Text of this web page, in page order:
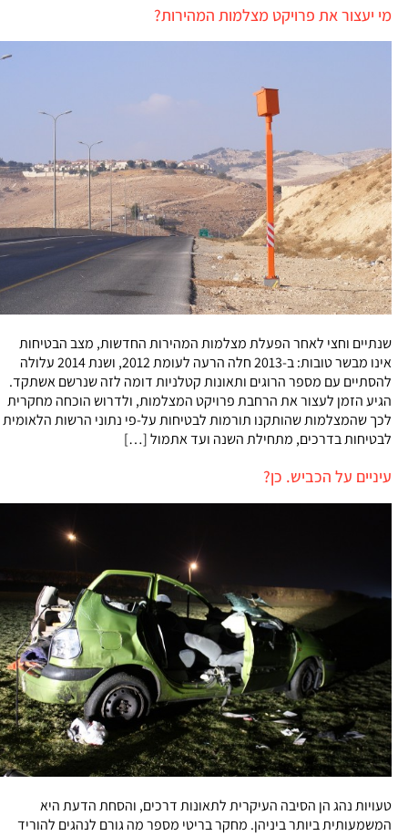
מי יעצור את פרויקט מצלמות המהירות?
שנתיים וחצי לאחר הפעלת מצלמות המהירות החדשות, מצב הבטיחות
אינו מבשר טובות: ב-2013 חלה הרעה לעומת 2012, ושנת 2014 עלולה
להסתיים עם מספר הרוגים ותאונות קטלניות דומה לזה שנרשם אשתקד.
הגיע הזמן לעצור את הרחבת פרויקט המצלמות, ולדרוש הוכחה מחקרית
לכך שהמצלמות שהותקנו תורמות לבטיחות על-פי נתוני הרשות הלאומית
לבטיחות בדרכים, מתחילת השנה ועד אתמול […]
עיניים על הכביש. כן?
טעויות נהג הן הסיבה העיקרית לתאונות דרכים, והסחת הדעת היא
המשמעותית ביותר ביניהן. מחקר בריטי מספר מה גורם לנהגים להוריד